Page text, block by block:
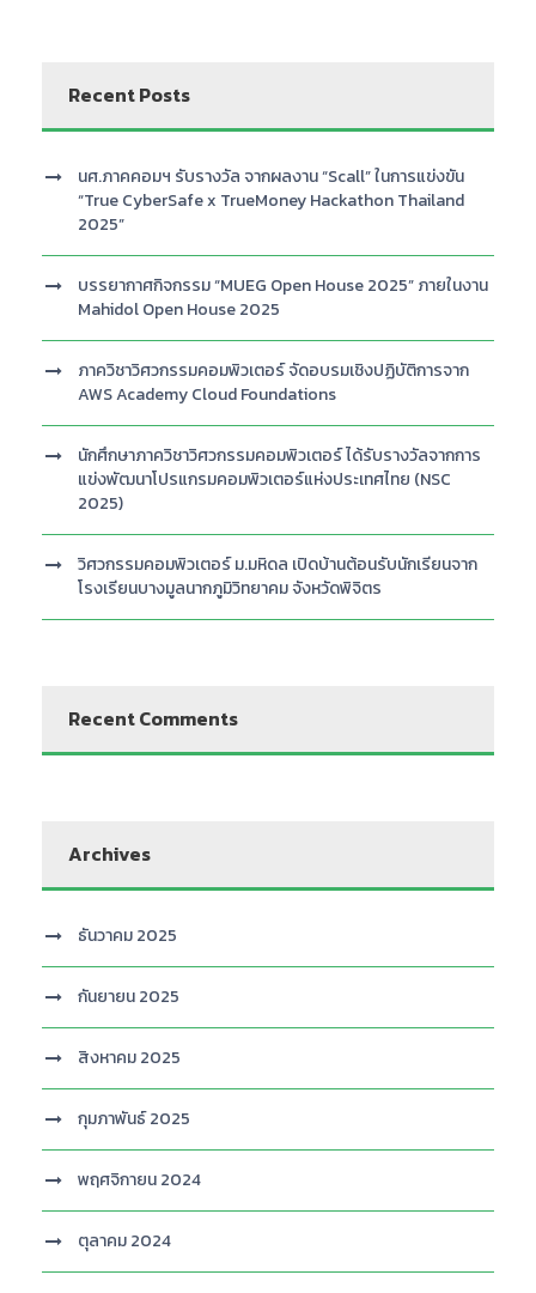
Recent Posts
นศ.ภาคคอมฯ รับรางวัล จากผลงาน “Scall” ในการแข่งขัน
“True CyberSafe x TrueMoney Hackathon Thailand
2025”
บรรยากาศกิจกรรม “MUEG Open House 2025” ภายในงาน
Mahidol Open House 2025
ภาควิชาวิศวกรรมคอมพิวเตอร์ จัดอบรมเชิงปฏิบัติการจาก
AWS Academy Cloud Foundations
นักศึกษาภาควิชาวิศวกรรมคอมพิวเตอร์ ได้รับรางวัลจากการ
แข่งพัฒนาโปรแกรมคอมพิวเตอร์แห่งประเทศไทย (NSC
2025)
วิศวกรรมคอมพิวเตอร์ ม.มหิดล เปิดบ้านต้อนรับนักเรียนจาก
โรงเรียนบางมูลนากภูมิวิทยาคม จังหวัดพิจิตร
Recent Comments
Archives
ธันวาคม 2025
กันยายน 2025
สิงหาคม 2025
กุมภาพันธ์ 2025
พฤศจิกายน 2024
ตุลาคม 2024